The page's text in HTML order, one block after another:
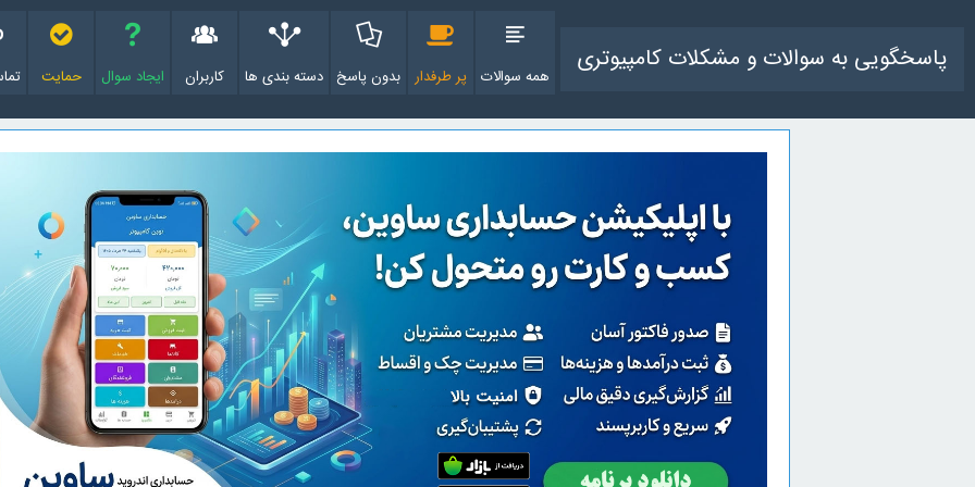
پاسخگویی به سوالات و مشکلات کامپیوتری همه سوالات پر طرفدار بدون پاسخ دسته بندی ها کاربران ایجاد سوال حمایت